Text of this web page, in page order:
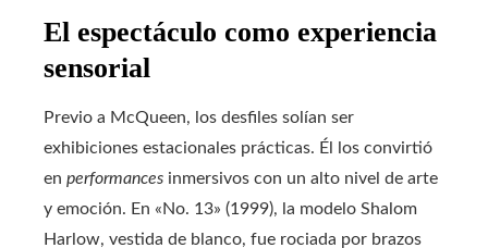
El espectáculo como experiencia
sensorial
Previo a McQueen, los desfiles solían ser
exhibiciones estacionales prácticas. Él los convirtió
en performances inmersivos con un alto nivel de arte
y emoción. En «No. 13» (1999), la modelo Shalom
Harlow, vestida de blanco, fue rociada por brazos